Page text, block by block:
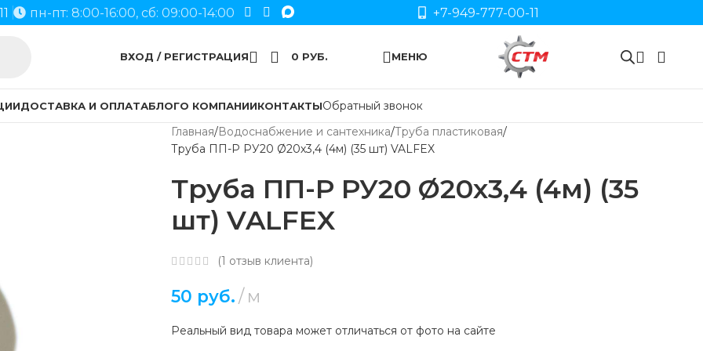
пн-пт: 8:00-16:00, сб: 09:00-14:00 +7-949-777-00-11
ВХОД / РЕГИСТРАЦИЯ 0 РУБ. МЕНЮ
ДОСТАВКА И ОПЛАТАБЛОГО КОМПАНИИКОНТАКТЫОбратный звонок
Главная Водоснабжение и сантехника Труба пластиковая
Труба ПП-Р РУ20 Ø20х3,4 (4м) (35 шт) VALFEX
Труба ПП-Р РУ20 Ø20х3,4 (4м) (35
шт) VALFEX
(1 отзыв клиента)
50 руб. м
Реальный вид товара может отличаться от фото на сайте